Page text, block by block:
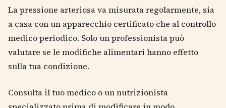
La pressione arteriosa va misurata regolarmente, sia
a casa con un apparecchio certificato che al controllo
medico periodico. Solo un professionista può
valutare se le modifiche alimentari hanno effetto
sulla tua condizione.
Consulta il tuo medico o un nutrizionista